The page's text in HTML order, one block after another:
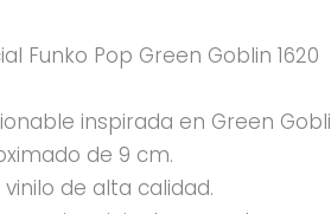
Funko Pop Green Goblin 1620
inspirada en Green
de 9 cm.
de alta calidad.